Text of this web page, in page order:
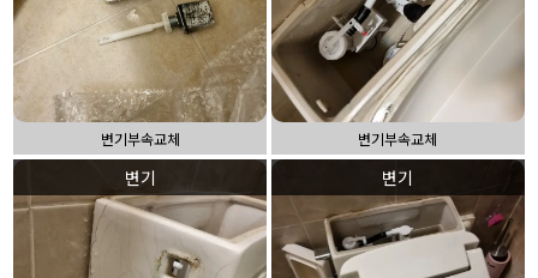
변기부속교체 변기부속교체
변기 변기